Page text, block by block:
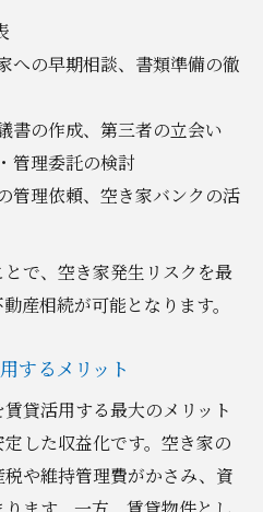
への早期相談、書類準備の徹
書の作成、第三者の立会い
管理委託の検討
管理依頼、空き家バンクの活
で、空き家発生リスクを最
産相続が可能となります。
するメリット
貸活用する最大のメリット
した収益化です。空き家の
や維持管理費がかさみ、資